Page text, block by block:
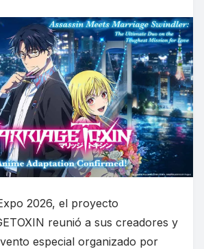
2026, el proyecto
reunió a sus creadores y
especial organizado por